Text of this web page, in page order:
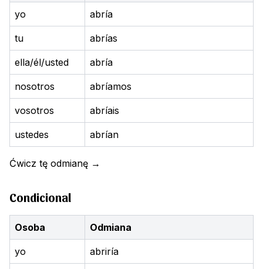
yo abría
tu abrías
ella/él/usted abría
nosotros abríamos
vosotros abríais
ustedes abrían
Ćwicz tę odmianę →
Condicional
Osoba Odmiana
yo abriría